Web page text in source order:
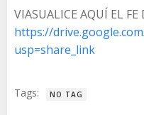
VIASUALICE AQUÍ EL FE
https://
usp=share_link
Tags: NO TAG